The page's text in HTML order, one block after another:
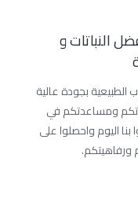
النباتات و
الطبيعية بجودة عالية
ومساعدتكم في
بنا اليوم واحصلوا على
ورفاهيتكم.